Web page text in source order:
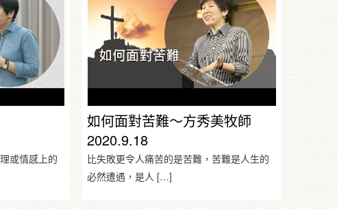
或情感上的
如何面對苦難～方秀美牧師
2020.9.18
比失敗更令人痛苦的是苦難，苦難是人生的
必然遭遇，是人 […]